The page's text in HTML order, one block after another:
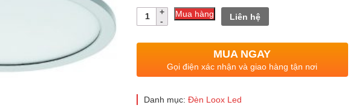
869.000 ₫.là:
738.650 ₫.
Số
lượng
Mua hàng Liên hệ
MUA NGAY
Gọi điện xác nhận và giao hàng tận nơi
Danh mục: Đèn Loox Led